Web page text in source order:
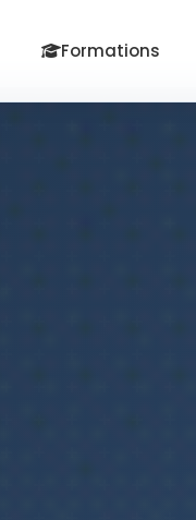
Formations